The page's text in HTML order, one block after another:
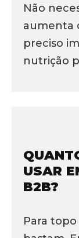
Não
aumenta
preciso
nutrição
USAR
B2B?
Para